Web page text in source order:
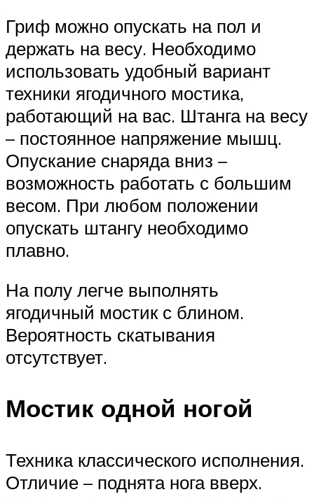
Гриф можно опускать на пол и
держать на весу. Необходимо
использовать удобный вариант
техники ягодичного мостика,
работающий на вас. Штанга на весу
– постоянное напряжение мышц.
Опускание снаряда вниз –
возможность работать с большим
весом. При любом положении
опускать штангу необходимо
плавно.
На полу легче выполнять
ягодичный мостик с блином.
Вероятность скатывания
отсутствует.
Мостик одной ногой
Техника классического исполнения.
Отличие – поднята нога вверх.